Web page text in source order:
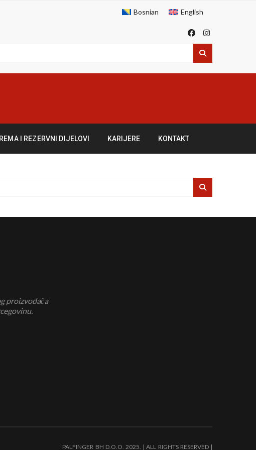
Bosnian English
I REZERVNI DIJELOVI KARIJERE KONTAKT
proizvodača
PALFINGER BH D.O.O. 2025. | ALL RIGHTS RESERVED |